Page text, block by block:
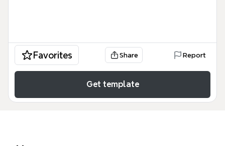
Favorites Share Report
Get template